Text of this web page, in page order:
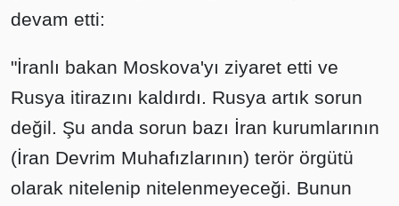
devam etti:
"İranlı bakan Moskova'yı ziyaret etti ve
Rusya itirazını kaldırdı. Rusya artık sorun
değil. Şu anda sorun bazı İran kurumlarının
(İran Devrim Muhafızlarının) terör örgütü
olarak nitelenip nitelenmeyeceği. Bunun